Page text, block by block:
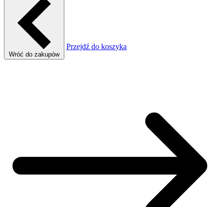
Wróć do zakupów
Przejdź do koszyka